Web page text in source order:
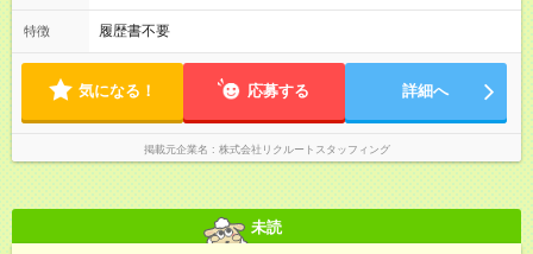
特徴 履歴書不要
気になる！ 応募する 詳細へ
掲載元企業名 株式会社リクルートスタッフィング
未読